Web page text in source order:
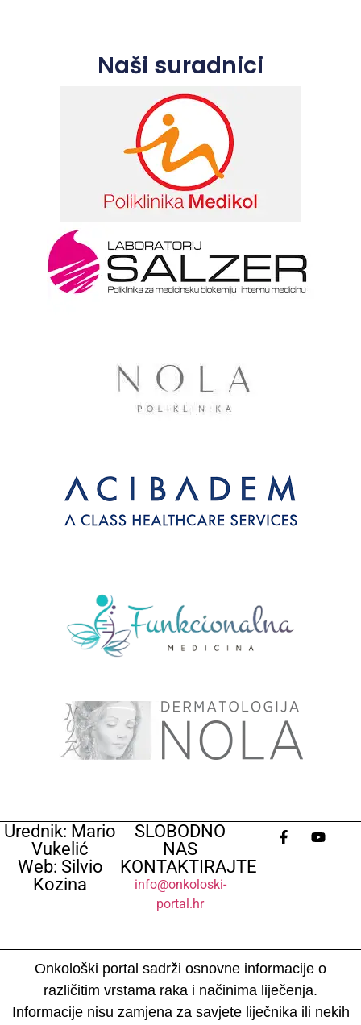
Naši suradnici
Urednik: Mario
Vukelić
Web: Silvio
Kozina
SLOBODNO
NAS
KONTAKTIRAJTE
info@onkoloski-
portal.hr
Onkološki portal sadrži osnovne informacije o
različitim vrstama raka i načinima liječenja.
Informacije nisu zamjena za savjete liječnika ili nekih